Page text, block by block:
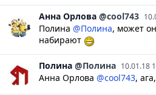
Анна Орлова @cool743
Полина @Полина, может
набирают
Полина @Полина 10.01.18
Анна Орлова @cool743,